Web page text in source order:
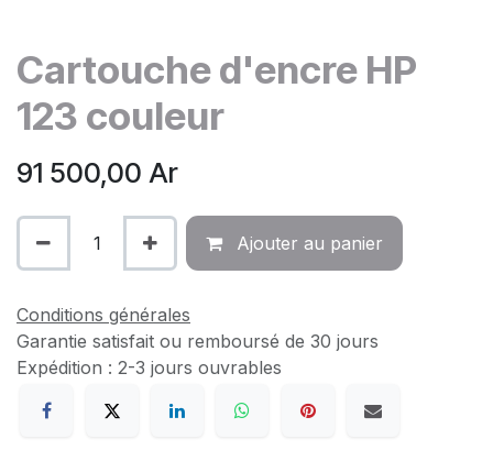
Cartouche d'encre HP
123 couleur
91 500,00 Ar
Ajouter au panier
Conditions générales
Garantie satisfait ou remboursé de 30 jours
Expédition : 2-3 jours ouvrables